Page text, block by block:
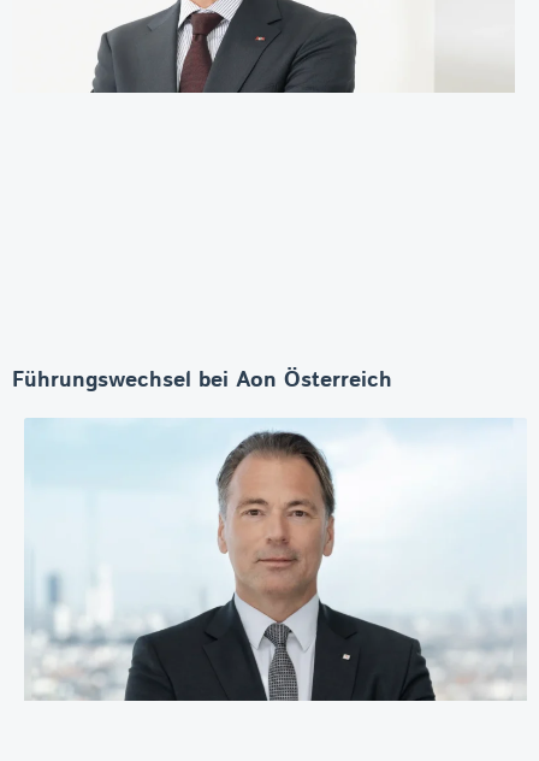
Führungswechsel bei Aon Österreich